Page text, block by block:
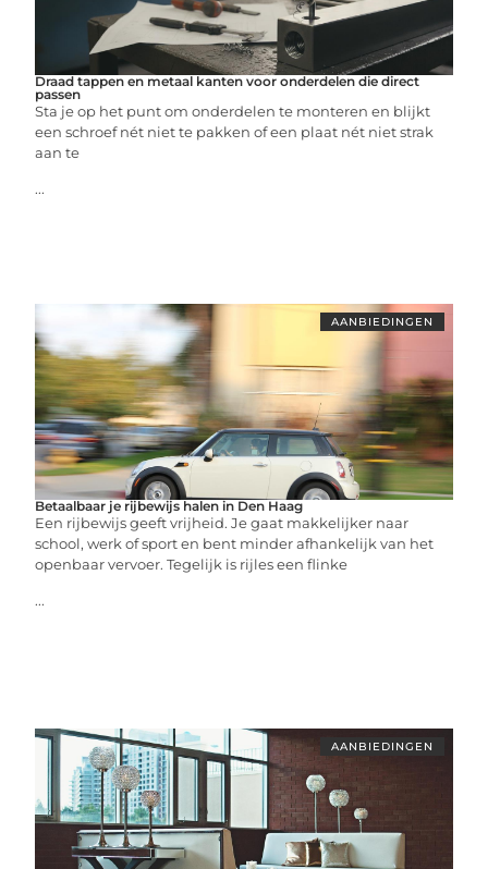
Draad tappen en metaal kanten voor onderdelen die direct
passen
Sta je op het punt om onderdelen te monteren en blijkt
een schroef nét niet te pakken of een plaat nét niet strak
aan te
...
AANBIEDINGEN
Betaalbaar je rijbewijs halen in Den Haag
Een rijbewijs geeft vrijheid. Je gaat makkelijker naar
school, werk of sport en bent minder afhankelijk van het
openbaar vervoer. Tegelijk is rijles een flinke
...
AANBIEDINGEN